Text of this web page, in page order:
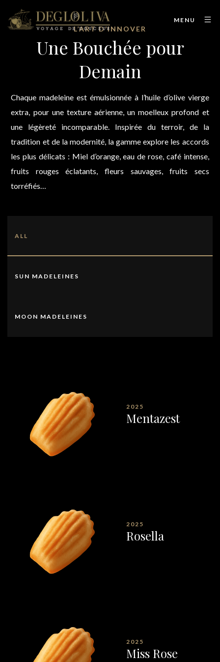
MENU
L’ART D’INNOVER
Une Bouchée pour
Demain
Chaque madeleine est émulsionnée à l’huile d’olive vierge
extra, pour une texture aérienne, un moelleux profond et
une légèreté incomparable. Inspirée du terroir, de la
tradition et de la modernité, la gamme explore les accords
les plus délicats : Miel d’orange, eau de rose, café intense,
fruits rouges éclatants, fleurs sauvages, fruits secs
torréfiés…
ALL
SUN MADELEINES
MOON MADELEINES
2025
Mentazest
2025
Rosella
2025
Miss Rose